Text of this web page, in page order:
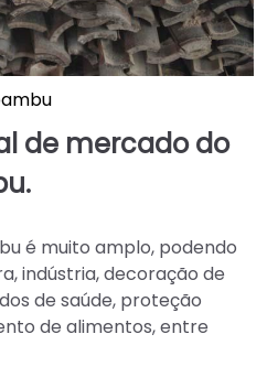
de mercado do
é muito amplo, podendo
indústria, decoração de
de saúde, proteção
de alimentos, entre